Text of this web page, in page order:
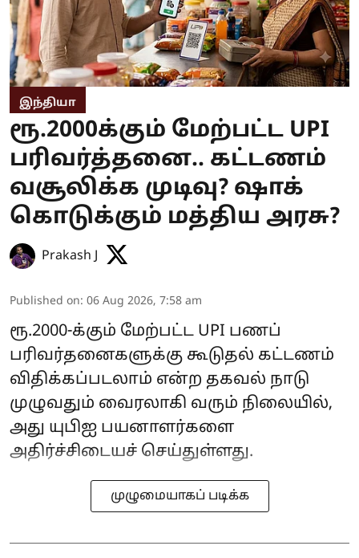
இந்தியா
ரூ.2000க்கும் மேற்பட்ட UPI
பரிவர்த்தனை.. கட்டணம்
வசூலிக்க முடிவு? ஷாக்
கொடுக்கும் மத்திய அரசு?
Prakash J
Published on: 06 Aug 2026, 7:58 am
ரூ.2000-க்கும் மேற்பட்ட UPI பணப்
பரிவர்தனைகளுக்கு கூடுதல் கட்டணம்
விதிக்கப்படலாம் என்ற தகவல் நாடு
முழுவதும் வைரலாகி வரும் நிலையில்,
அது யுபிஐ பயனாளர்களை
அதிர்ச்சிடையச் செய்துள்ளது.
முழுமையாகப் படிக்க